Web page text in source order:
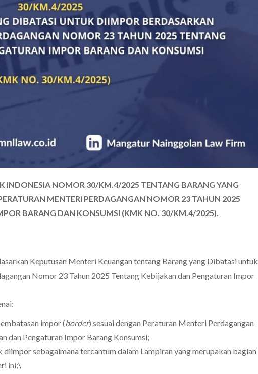
INDONESIA NOMOR 30/KM.4/2025 TENTANG BARANG YANG
MENTERI PERDAGANGAN NOMOR 23 TAHUN 2025
BARANG DAN KONSUMSI (KMK NO. 30/KM.4/2025).
Keputusan Menteri Keuangan tentang Barang yang Dibatasi untuk
Nomor 23 Tahun 2025 Tentang Kebijakan dan Pengaturan Impor
impor (border) sesuai dengan Peraturan Menteri Perdagangan
dan Pengaturan Impor Barang Konsumsi;
sebagaimana tercantum dalam Lampiran yang merupakan bagian
ini;\